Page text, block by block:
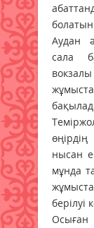
Аудан
сала
нысан
мұнда
берілуі